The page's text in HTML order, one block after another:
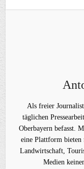
Als freier
täglichen
Oberbayern befasst.
eine Plattform bieten
Landwirtschaft,
Medien